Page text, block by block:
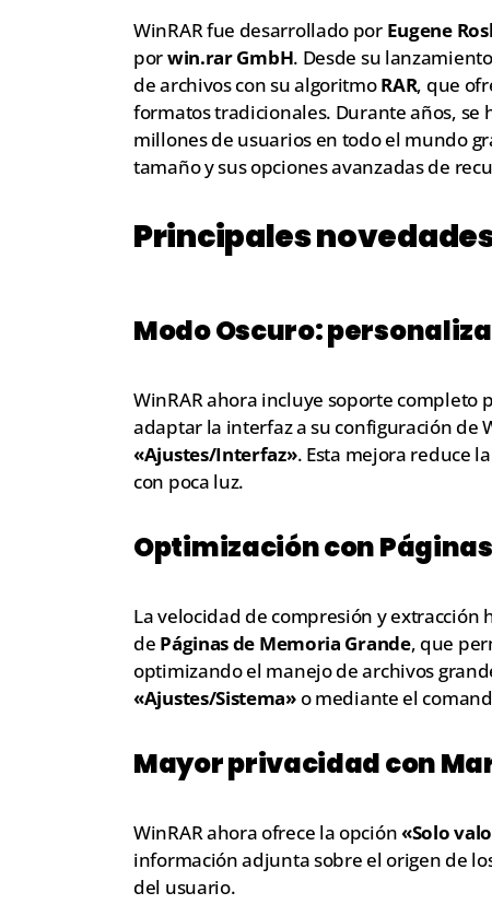
WinRAR fue desarrollado por Eugene
porwin.rar GmbH. Desde su
de archivos con su algoritmoRAR, que
formatos tradicionales. Durante años,
millones de usuarios en todo el mundo
tamaño y sus opciones avanzadas de
Principales novedades
Modo Oscuro:
WinRAR ahora incluye soporte completo
adaptar la interfaz a su configuración de
«Ajustes/Interfaz». Esta mejora reduce
con poca luz.
Optimización con
La velocidad de compresión y
de Páginas de Memoria Grande, que
optimizando el manejo de archivos
«Ajustes/Sistema»o mediante el
Mayor privacidad con
WinRAR ahora ofrece la opción«Solo
información adjunta sobre el origen de
del usuario.